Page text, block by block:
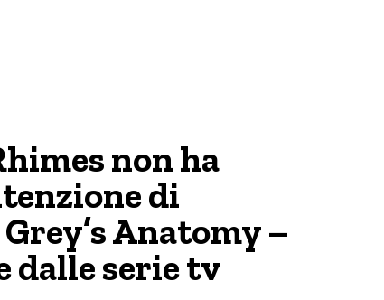
non ha
di
Anatomy –
dalle serie tv